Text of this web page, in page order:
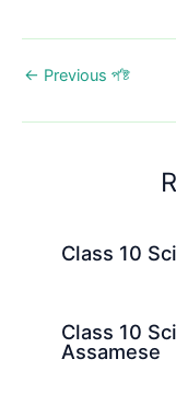
← Previous প’ষ্ট
Class 10
Class 10
Assamese